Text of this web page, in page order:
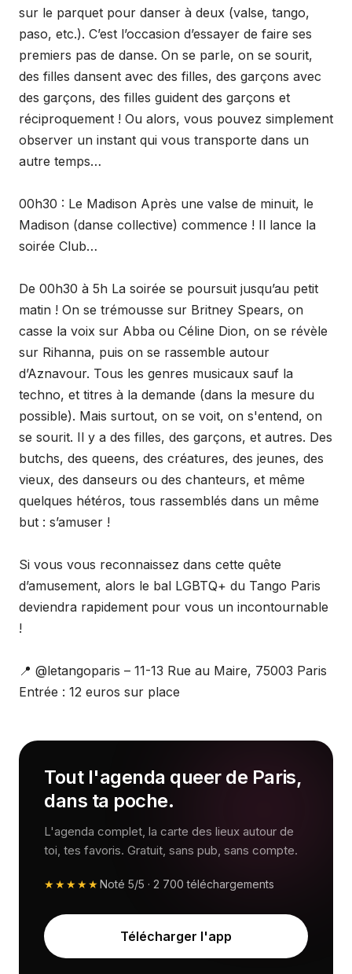
sur le parquet pour danser à deux (valse, tango,
paso, etc.). C’est l’occasion d’essayer de faire ses
premiers pas de danse. On se parle, on se sourit,
des filles dansent avec des filles, des garçons avec
des garçons, des filles guident des garçons et
réciproquement ! Ou alors, vous pouvez simplement
observer un instant qui vous transporte dans un
autre temps…
00h30 : Le Madison Après une valse de minuit, le
Madison (danse collective) commence ! Il lance la
soirée Club…
De 00h30 à 5h La soirée se poursuit jusqu’au petit
matin ! On se trémousse sur Britney Spears, on
casse la voix sur Abba ou Céline Dion, on se révèle
sur Rihanna, puis on se rassemble autour
d’Aznavour. Tous les genres musicaux sauf la
techno, et titres à la demande (dans la mesure du
possible). Mais surtout, on se voit, on s'entend, on
se sourit. Il y a des filles, des garçons, et autres. Des
butchs, des queens, des créatures, des jeunes, des
vieux, des danseurs ou des chanteurs, et même
quelques hétéros, tous rassemblés dans un même
but : s’amuser !
Si vous vous reconnaissez dans cette quête
d’amusement, alors le bal LGBTQ+ du Tango Paris
deviendra rapidement pour vous un incontournable
!
📍 @letangoparis – 11-13 Rue au Maire, 75003 Paris
Entrée : 12 euros sur place
Tout l'agenda queer de Paris,
dans ta poche.
L'agenda complet, la carte des lieux autour de
toi, tes favoris. Gratuit, sans pub, sans compte.
★★★★★Noté 5/5 · 2 700 téléchargements
Télécharger l'app